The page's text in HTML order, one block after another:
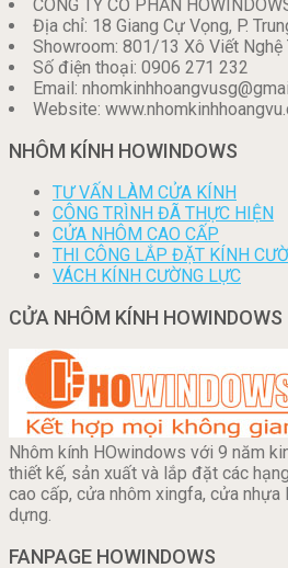
CÔNG TY CỔ PHẦN
Địa chỉ: 18 Giang Cự Vọng, P.
Showroom: 801/13 Xô Viết Nghệ
Số điện thoại: 0906 271 232
Email:
Website:
NHÔM KÍNH HOWINDOWS
TƯ VẤN LÀM CỬA KÍNH
CÔNG TRÌNH ĐÃ THỰC HIỆN
CỬA NHÔM CAO CẤP
THI CÔNG LẮP ĐẶT KÍNH
VÁCH KÍNH CƯỜNG LỰC
CỬA NHÔM KÍNH HOWINDOWS
Nhôm kính HOwindows với 9 năm
thiết kế, sản xuất và lắp đặt các
cao cấp, cửa nhôm xingfa, cửa nhựa
dựng.
FANPAGE HOWINDOWS